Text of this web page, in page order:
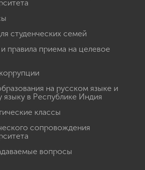
студенческих семей
правила приема на целевое
на русском языке и
языку в Республике Индия
классы
сопровождения
вопросы